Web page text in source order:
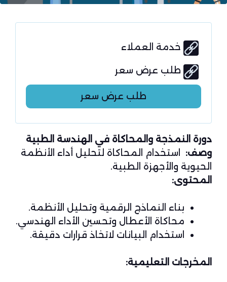
خدمة العملاء
طلب عرض سعر
طلب عرض سعر
دورة النمذجة والمحاكاة في الهندسة الطبية
وصف: استخدام المحاكاة لتحليل أداء الأنظمة
الحيوية والأجهزة الطبية.
المحتوى:
بناء النماذج الرقمية وتحليل الأنظمة.
محاكاة الأعطال وتحسين الأداء الهندسي.
استخدام البيانات لاتخاذ قرارات دقيقة.
المخرجات التعليمية: